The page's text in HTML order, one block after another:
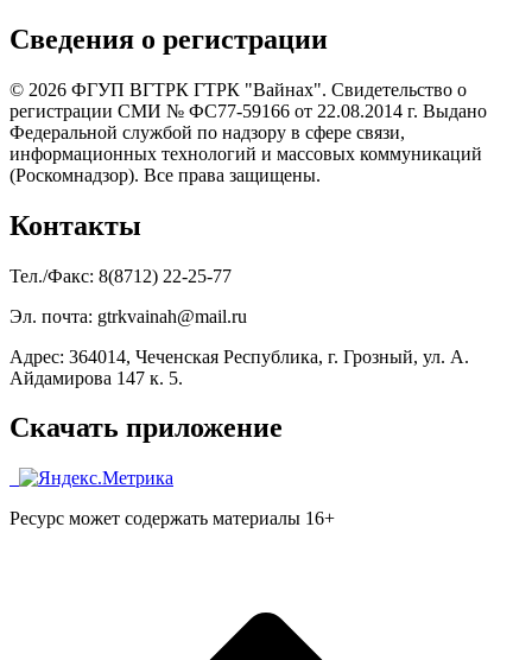
Сведения о регистрации
© 2026 ФГУП ВГТРК ГТРК "Вайнах". Свидетельство о
регистрации СМИ № ФС77-59166 от 22.08.2014 г. Выдано
Федеральной службой по надзору в сфере связи,
информационных технологий и массовых коммуникаций
(Роскомнадзор). Все права защищены.
Контакты
Тел./Факс: 8(8712) 22-25-77
Эл. почта: gtrkvainah@mail.ru
Адрес: 364014, Чеченская Республика, г. Грозный, ул. А.
Айдамирова 147 к. 5.
Скачать приложение
Ресурс может содержать материалы 16+